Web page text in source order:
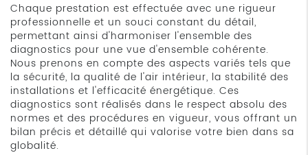
Chaque prestation est effectuée avec une rigueur
professionnelle et un souci constant du détail,
permettant ainsi d'harmoniser l'ensemble des
diagnostics pour une vue d'ensemble cohérente.
Nous prenons en compte des aspects variés tels que
la sécurité, la qualité de l'air intérieur, la stabilité des
installations et l'efficacité énergétique. Ces
diagnostics sont réalisés dans le respect absolu des
normes et des procédures en vigueur, vous offrant un
bilan précis et détaillé qui valorise votre bien dans sa
globalité.